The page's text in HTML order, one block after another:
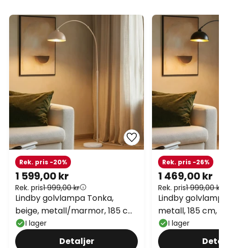
1 599,00 kr
Rek. pris1 999,00 kr
Rek. pris -20%
Lindby golvlampa Tonka,
beige, metall/marmor, 185 cm,
E27I lager
Detaljer
1 469,00 kr
Rek. pris1 999,00 kr
Rek. pris -26%
Lindby
metall, 185 cm,
I lager